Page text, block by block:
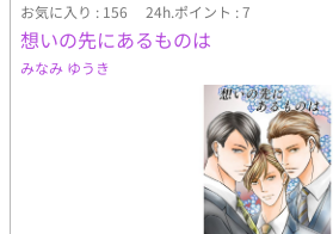
お気に入り : 156 24h.ポイント : 7
想いの先にあるものは
みなみ ゆうき